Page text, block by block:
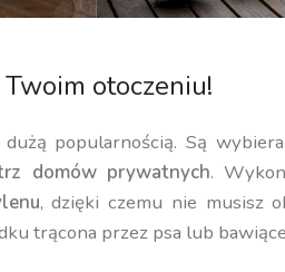
otoczeniu!
popularnością. Są
domów prywatnych.
, dzięki czemu nie musisz
trącona przez psa lub